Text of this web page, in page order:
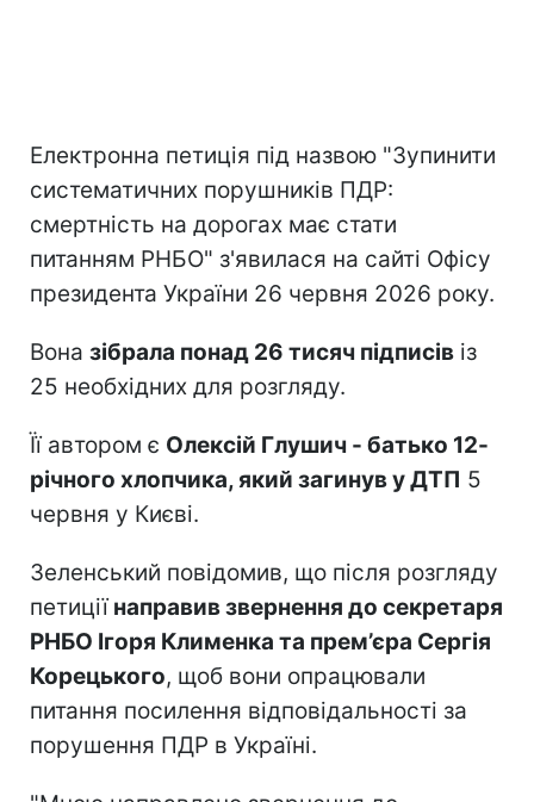
Електронна петиція під назвою "Зупинити
систематичних порушників ПДР:
смертність на дорогах має стати
питанням РНБО" з'явилася на сайті Офісу
президента України 26 червня 2026 року.
Вона зібрала понад 26 тисяч підписів із
25 необхідних для розгляду.
Її автором є Олексій Глушич - батько 12-
річного хлопчика, який загинув у ДТП 5
червня у Києві.
Зеленський повідомив, що після розгляду
петиціїнаправив звернення до секретаря
РНБО Ігоря Клименка та прем’єра Сергія
Корецького, щоб вони опрацювали
питання посилення відповідальності за
порушення ПДР в Україні.